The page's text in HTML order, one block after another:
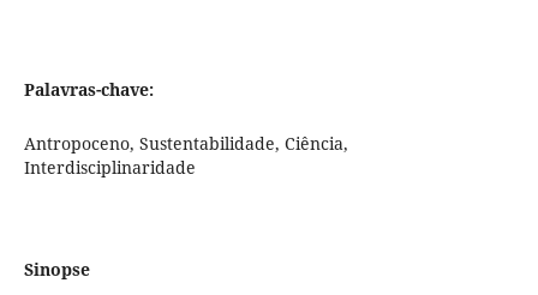
Palavras-chave:
Antropoceno, Sustentabilidade, Ciência,
Interdisciplinaridade
Sinopse